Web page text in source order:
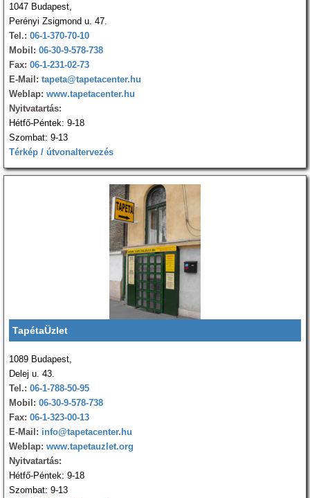
1047 Budapest,
Perényi Zsigmond u. 47.
Tel.: 06-1-370-70-10
Mobil: 06-30-9-578-738
Fax: 06-1-231-02-73
E-Mail: tapeta@tapetacenter.hu
Weblap: www.tapetacenter.hu
Nyitvatartás:
Hétfő-Péntek: 9-18
Szombat: 9-13
Térkép / útvonaltervezés
TapétaÜzlet
1089 Budapest,
Delej u. 43.
Tel.: 06-1-788-50-95
Mobil: 06-30-9-578-738
Fax: 06-1-323-00-13
E-Mail: info@tapetacenter.hu
Weblap: www.tapetauzlet.org
Nyitvatartás:
Hétfő-Péntek: 9-18
Szombat: 9-13